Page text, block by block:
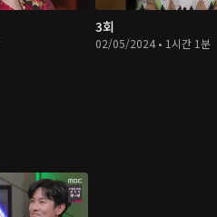
3회
02/05/2024 • 1시간 1분